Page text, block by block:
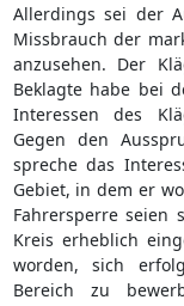
Allerdings sei der
Missbrauch der
anzusehen. Der
Beklagte habe bei
Interessen des
Gegen den
spreche das
Gebiet, in dem er
Fahrersperre seien
Kreis erheblich
worden, sich
Bereich zu